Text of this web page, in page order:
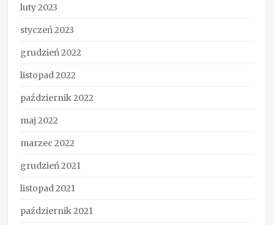
luty 2023
styczeń 2023
grudzień 2022
listopad 2022
październik 2022
maj 2022
marzec 2022
grudzień 2021
listopad 2021
październik 2021